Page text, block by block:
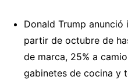
Donald Trump anunció
partir de octubre de
de marca, 25% a
gabinetes de cocina y